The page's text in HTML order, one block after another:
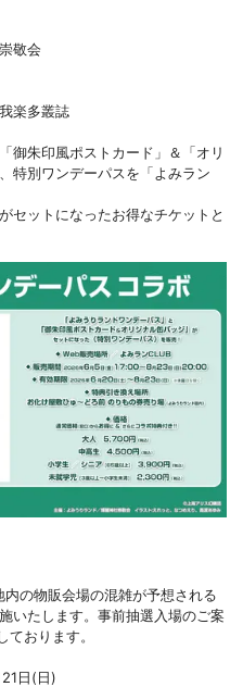
敬会
多叢誌
御朱印風ポストカード」＆「オリ
特別ワンデーパスを「よみラン
セットになったお得なチケットと
の物販会場の混雑が予想される
いたします。事前抽選入場のご案
おります。
日(日)